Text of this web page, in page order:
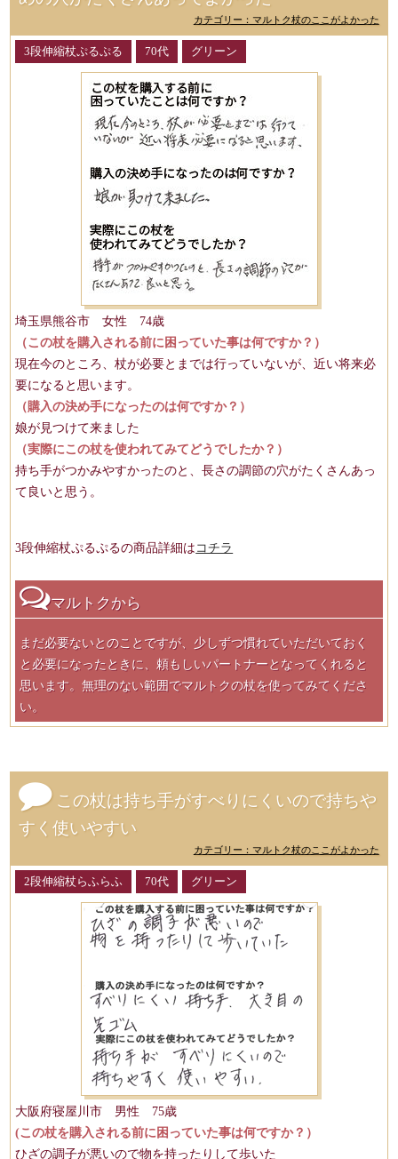
カテゴリー：マルトク杖のここがよかった
3段伸縮杖ぷるぷる 70代 グリーン
埼玉県熊谷市 女性 74歳
（この杖を購入される前に困っていた事は何ですか？）
現在今のところ、杖が必要とまでは行っていないが、近い将来必
要になると思います。
（購入の決め手になったのは何ですか？）
娘が見つけて来ました
（実際にこの杖を使われてみてどうでしたか？）
持ち手がつかみやすかったのと、長さの調節の穴がたくさんあっ
て良いと思う。
3段伸縮杖ぷるぷるの商品詳細はコチラ
マルトクから
まだ必要ないとのことですが、少しずつ慣れていただいておく
と必要になったときに、頼もしいパートナーとなってくれると
思います。無理のない範囲でマルトクの杖を使ってみてくださ
い。
この杖は持ち手がすべりにくいので持ちや
すく使いやすい
カテゴリー：マルトク杖のここがよかった
2段伸縮杖らふらふ 70代 グリーン
大阪府寝屋川市 男性 75歳
(この杖を購入される前に困っていた事は何ですか？）
ひざの調子が悪いので物を持ったりして歩いた